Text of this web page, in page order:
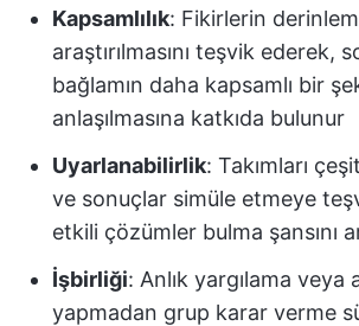
Kapsamlılık: Fikirlerin
araştırılmasını teşvik ederek,
bağlamın daha kapsamlı bir
anlaşılmasına katkıda bulunur
Uyarlanabilirlik: Takımları
ve sonuçlar simüle etmeye
etkili çözümler bulma şansını
İşbirliği: Anlık yargılama veya
yapmadan grup karar verme